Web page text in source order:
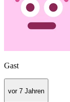
Gast
vor 7 Jahren